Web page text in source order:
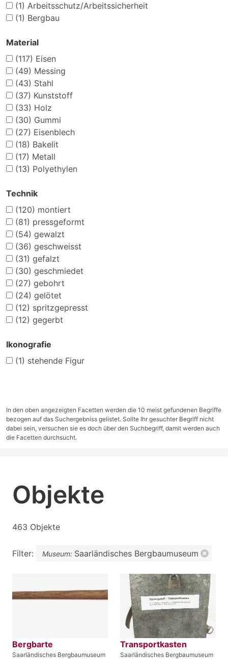
(1) Arbeitsschutz/Arbeitssicherheit
(1) Bergbau
Material
(117) Eisen
(49) Messing
(43) Stahl
(37) Kunststoff
(33) Holz
(30) Gummi
(27) Eisenblech
(18) Bakelit
(17) Metall
(13) Polyethylen
Technik
(120) montiert
(81) pressgeformt
(54) gewalzt
(36) geschweisst
(31) gefalzt
(30) geschmiedet
(27) gebohrt
(24) gelötet
(12) spritzgepresst
(12) gegerbt
Ikonografie
(1) stehende Figur
In den oben angezeigten Facetten werden die 10 meist gefundenen Begriffe
bezogen auf das Suchergebniss gelistet. Sollte Ihr gesuchter Begriff nicht
dabei sein, versuchen sie es doch über den Suchbegriff, damit werden auch
die Facetten durchsucht.
Objekte
463 Objekte
Filter: Museum: Saarländisches Bergbaumuseum
Bergbarte
Saarländisches Bergbaumuseum
Transportkasten
Saarländisches Bergbaumuseum